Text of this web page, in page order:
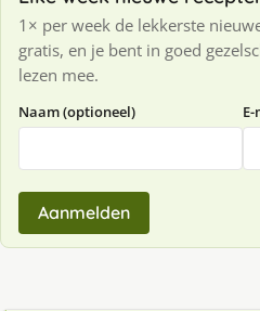
1× per week de lekkerste
gratis, en je bent in goed
lezen mee.
Naam (optioneel)
Aanmelden